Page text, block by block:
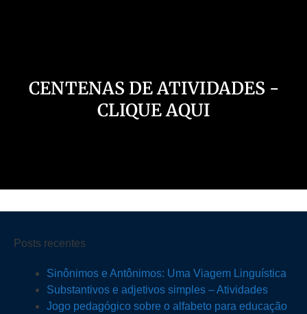
CENTENAS DE ATIVIDADES -
CLIQUE AQUI
Posts recentes
Sinônimos e Antônimos: Uma Viagem Linguística
Substantivos e adjetivos simples – Atividades
Jogo pedagógico sobre o alfabeto para educação